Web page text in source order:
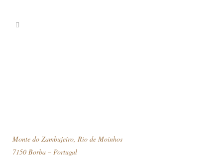
Monte do Zambujeiro, Rio de Moinhos
7150 Borba – Portugal